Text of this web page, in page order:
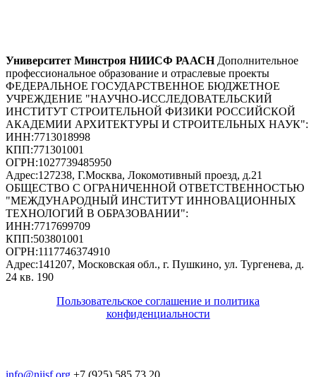
Университет Минстроя НИИСФ РААСН Дополнительное
профессиональное образование и отраслевые проекты
ФЕДЕРАЛЬНОЕ ГОСУДАРСТВЕННОЕ БЮДЖЕТНОЕ
УЧРЕЖДЕНИЕ "НАУЧНО-ИССЛЕДОВАТЕЛЬСКИЙ
ИНСТИТУТ СТРОИТЕЛЬНОЙ ФИЗИКИ РОССИЙСКОЙ
АКАДЕМИИ АРХИТЕКТУРЫ И СТРОИТЕЛЬНЫХ НАУК":
ИНН:7713018998
КПП:771301001
ОГРН:1027739485950
Адрес:127238, Г.Москва, Локомотивный проезд, д.21
ОБЩЕСТВО С ОГРАНИЧЕННОЙ ОТВЕТСТВЕННОСТЬЮ
"МЕЖДУНАРОДНЫЙ ИНСТИТУТ ИННОВАЦИОННЫХ
ТЕХНОЛОГИЙ В ОБРАЗОВАНИИ":
ИНН:7717699709
КПП:503801001
ОГРН:1117746374910
Адрес:141207, Московская обл., г. Пушкино, ул. Тургенева, д.
24 кв. 190
Пользовательское соглашение и политика
конфиденциальности
info@niisf.org +7 (925) 585 73 20